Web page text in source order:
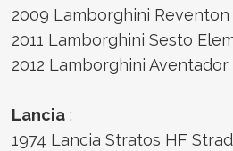
2009 Lamborghini
2011 Lamborghini Sesto
2012 Lamborghini
Lancia :
1974 Lancia Stratos HF